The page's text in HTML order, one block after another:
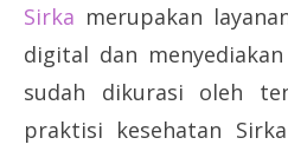
Sirka merupakan
digital dan
sudah dikurasi oleh
praktisi kesehatan